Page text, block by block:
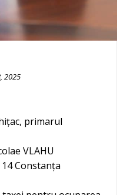
2025
primarul
VLAHU
Constanța